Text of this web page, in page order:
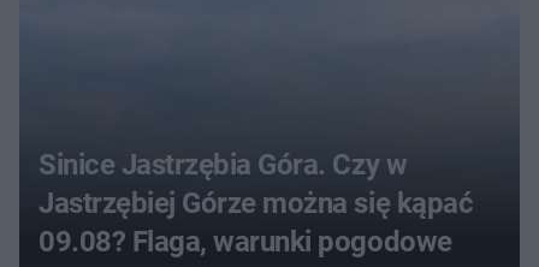
Sinice Jastrzębia Góra. Czy w
Jastrzębiej Górze można się kąpać
09.08? Flaga, warunki pogodowe